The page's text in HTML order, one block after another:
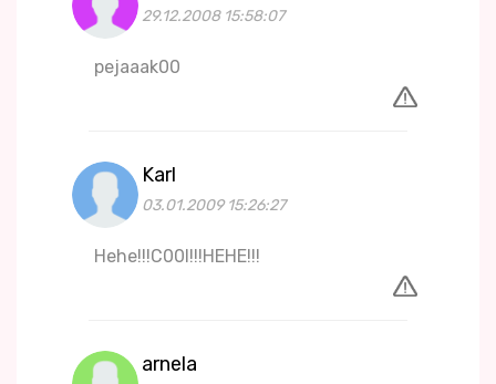
29.12.2008 15:58:07
pejaaak00
Karl
03.01.2009 15:26:27
Hehe!!!C00l!!!HEHE!!!
arnela